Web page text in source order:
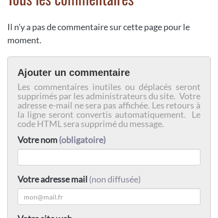
Il n'y a pas de commentaire sur cette page pour le
moment.
Ajouter un commentaire
Les commentaires inutiles ou déplacés seront
supprimés par les administrateurs du site. Votre
adresse e-mail ne sera pas affichée. Les retours à
la ligne seront convertis automatiquement. Le
code HTML sera supprimé du message.
Votre nom(obligatoire)
Votre adresse mail (non diffusée)